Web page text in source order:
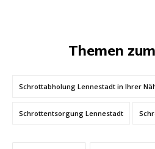
Themen
Schrottabholung Lennestadt in Ihrer
Schrottentsorgung Lennestadt